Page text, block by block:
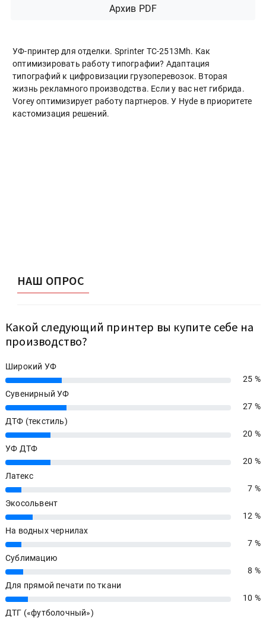
Архив PDF
УФ-принтер для отделки. Sprinter ТС-2513Mh. Как
оптимизировать работу типографии? Адаптация
типографий к цифровизации грузоперевозок. Вторая
жизнь рекламного производства. Если у вас нет гибрида.
Vorey оптимизирует работу партнеров. У Hyde в приоритете
кастомизация решений.
НАШ ОПРОС
Какой следующий принтер вы купите себе на
производство?
Широкий УФ
25%
25 %
Сувенирный УФ
27%
27 %
ДТФ (текстиль)
20%
20 %
УФ ДТФ
20%
20 %
Латекс
7%
7 %
Экосольвент
12%
12 %
На водных чернилах
7%
7 %
Сублимацию
8%
8 %
Для прямой печати по ткани
10%
10 %
ДТГ («футболочный»)